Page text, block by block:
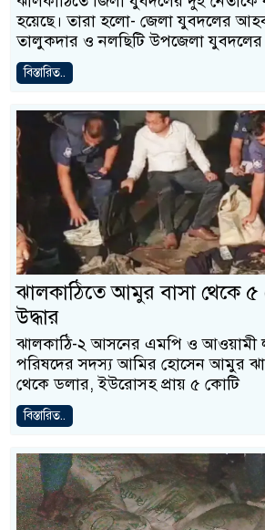
হয়েছে। তারা হলো- জেলা যুবদলের
তালুকদার ও নলছিটি উপজেলা যুবদলের
বিস্তারিত..
ঝালকাঠিতে আমুর বাসা থেকে ৫
উদ্ধার
ঝালকাঠি-২ আসনের এমপি ও আওয়ামী
পরিষদের সদস্য আমির হোসেন আমুর
থেকে ডলার, ইউরোসহ প্রায় ৫ কোটি
বিস্তারিত..